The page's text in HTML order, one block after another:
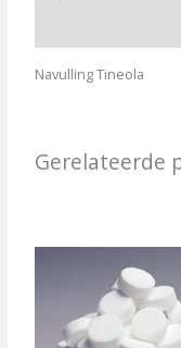
Navulling Tineola
Gerelateerde